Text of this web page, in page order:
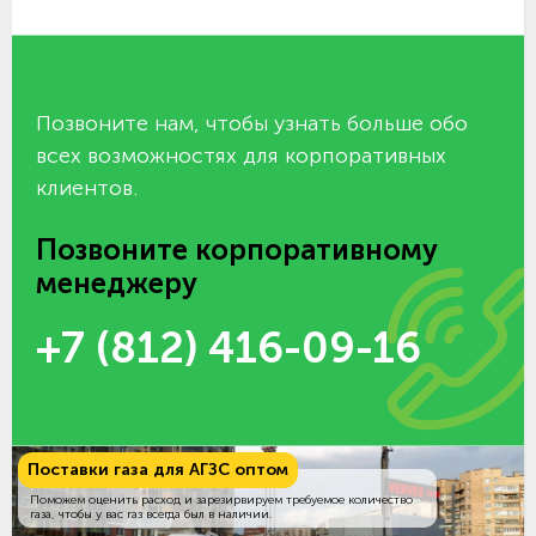
Позвоните нам, чтобы узнать больше обо
всех возможностях для корпоративных
клиентов.
Позвоните корпоративному
менеджеру
+7 (812) 416-09-16
Поставки газа для АГЗС оптом
Поможем оценить расход и зарезирвируем требуемое количество
газа, чтобы у вас газ всегда был в наличии.